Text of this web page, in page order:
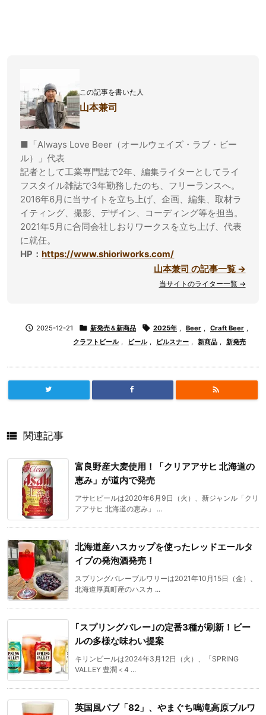
この記事を書いた人
山本兼司
■「Always Love Beer（オールウェイズ・ラブ・ビー
ル）」代表
記者として工業専門誌で2年、編集ライターとしてライ
フスタイル雑誌で3年勤務したのち、フリーランスへ。
2016年6月に当サイトを立ち上げ、企画、編集、取材ラ
イティング、撮影、デザイン、コーディング等を担当。
2021年5月に合同会社しおりワークスを立ち上げ、代表
に就任。
HP：https://www.shioriworks.com/
山本兼司 の記事一覧 →
当サイトのライター一覧 →
 2025-12-21  新発売＆新商品  2025年 , Beer , Craft Beer ,
クラフトビール , ビール , ピルスナー , 新商品 , 新発売

 関連記事
富良野産大麦使用！「クリアアサヒ 北海道の
恵み」が道内で発売
アサヒビールは2020年6月9日（火）、新ジャンル「クリ
アアサヒ 北海道の恵み」 ...
北海道産ハスカップを使ったレッドエールタ
イプの発泡酒発売！
スプリングバレーブルワリーは2021年10月15日（金）、
北海道厚真町産のハスカ ...
｢スプリングバレー｣の定番3種が刷新！ビー
ルの多様な味わい提案
キリンビールは2024年3月12日（火）、「SPRING
VALLEY 豊潤＜4 ...
英国風パブ「82」、やまぐち鳴滝高原ブルワ